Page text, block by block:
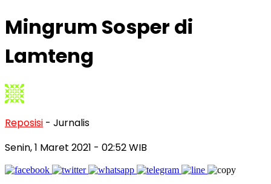
Mingrum Sosper di
Lamteng
Reposisi - Jurnalis
Senin, 1 Maret 2021 - 02:52 WIB